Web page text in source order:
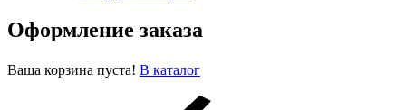
Оформление заказа
Ваша корзина пуста! В каталог